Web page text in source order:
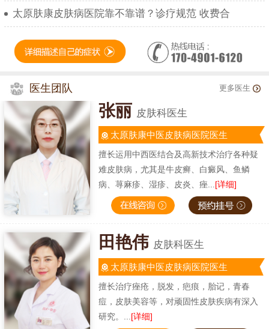
太原肤康皮肤病医院靠不靠谱？诊疗规范 收费合
医生团队 更多医生
张丽 皮肤科医生
太原肤康中医皮肤病医院医生
擅长运用中西医结合及高新技术治疗各种疑
难皮肤病，尤其是牛皮癣、白癜风、鱼鳞
病、荨麻疹、湿疹、皮炎、痤... [详细]
田艳伟 皮肤科医生
太原肤康中医皮肤病医院医生
擅长治疗痤疮，脱发，疤痕，胎记，青春
痘，皮肤美容等，对顽固性皮肤疾病有深入
研究。... [详细]